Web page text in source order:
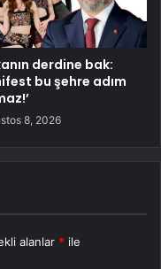
derdine bak:
bu şehre adım
8, 2026
alanlar * ile